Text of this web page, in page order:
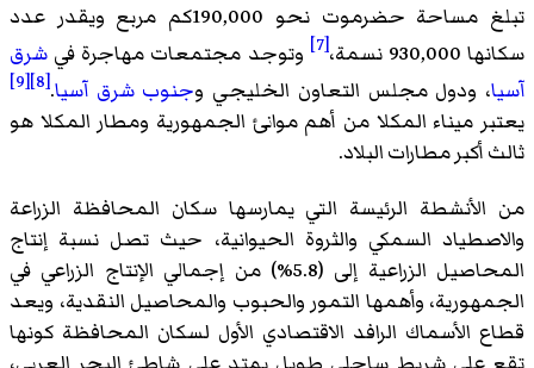
تبلغ مساحة حضرموت نحو 190,000كم مربع ويقدر عدد
سكانها 930,000 نسمة،
[7] وتوجد مجتمعات مهاجرة في شرق
آسيا، ودول مجلس التعاون الخليجي وجنوب شرق آسيا.
[8]
[9]
يعتبر ميناء المكلا من أهم موانئ الجمهورية ومطار المكلا هو
ثالث أكبر مطارات البلاد.
من الأنشطة الرئيسة التي يمارسها سكان المحافظة الزراعة
والاصطياد السمكي والثروة الحيوانية، حيث تصل نسبة إنتاج
المحاصيل الزراعية إلى (5.8%) من إجمالي الإنتاج الزراعي في
الجمهورية، وأهمها التمور والحبوب والمحاصيل النقدية، ويعد
قطاع الأسماك الرافد الاقتصادي الأول لسكان المحافظة كونها